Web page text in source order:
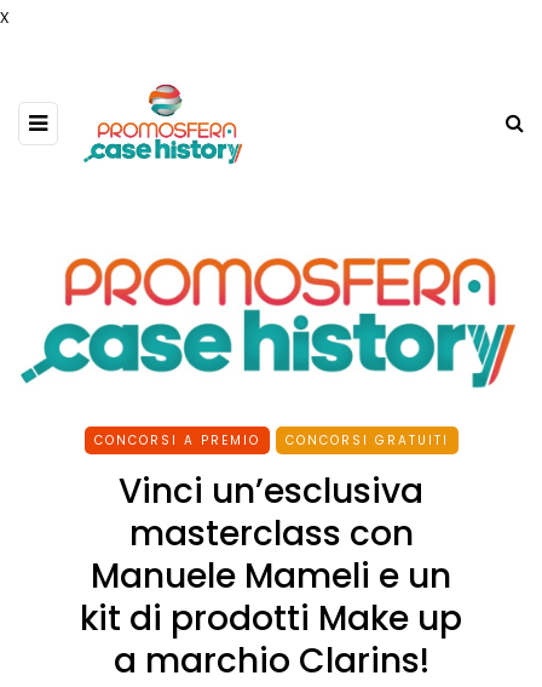
x
CONCORSI A PREMIO CONCORSI GRATUITI
Vinci un’esclusiva
masterclass con
Manuele Mameli e un
kit di prodotti Make up
a marchio Clarins!